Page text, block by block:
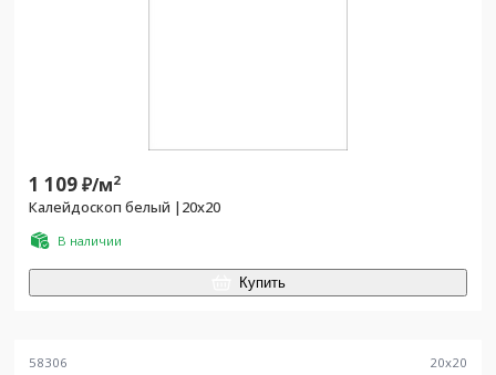
1 109₽/м2
Калейдоскоп белый |20x20
В наличии
Купить
58306 20x20